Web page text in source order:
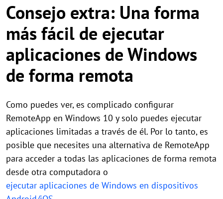
Consejo extra: Una forma
más fácil de ejecutar
aplicaciones de Windows
de forma remota
Como puedes ver, es complicado configurar
RemoteApp en Windows 10 y solo puedes ejecutar
aplicaciones limitadas a través de él. Por lo tanto, es
posible que necesites una alternativa de RemoteApp
para acceder a todas las aplicaciones de forma remota
desde otra computadora o
ejecutar aplicaciones de Windows en dispositivos